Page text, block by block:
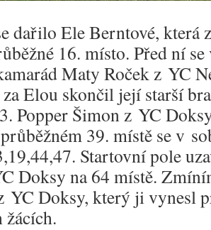
dařilo Ele Berntové, která
16. místo. Před ní
Maty Roček z YC
Elou skončil její starší
Popper Šimon z YC
39. místě se v
Startovní pole
Doksy na 64 místě.
YC Doksy, který ji vynesl